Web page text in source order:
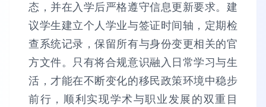
态，并在入学后严格遵守信息更新要求。建
议学生建立个人学业与签证时间轴，定期检
查系统记录，保留所有与身份变更相关的官
方文件。只有将合规意识融入日常学习与生
活，才能在不断变化的移民政策环境中稳步
前行，顺利实现学术与职业发展的双重目